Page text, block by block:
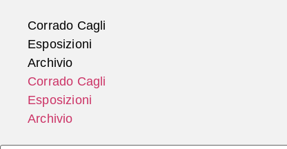
contenuto
Corrado Cagli
Esposizioni
Archivio
Corrado Cagli
Esposizioni
Archivio